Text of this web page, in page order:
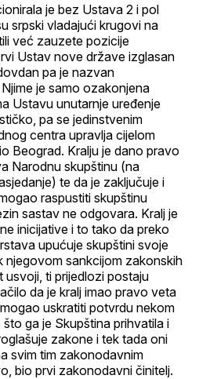
je bez Ustava 2 i pol
srpski vladajući krugovi na
već zauzete pozicije
Ustav nove države izglasan
pa je nazvan
je samo ozakonjena
Ustavu unutarnje uređenje
pa se jedinstvenim
centra upravlja cijelom
Beograd. Kralju je dano pravo
Narodnu skupštinu (na
te da je zaključuje i
raspustiti skupštinu
sastav ne odgovara. Kralj je
inicijative i to tako da preko
upućuje skupštini svoje
njegovom sankcijom zakonskih
usvoji, ti prijedlozi postaju
da je kralj imao pravo veta
uskratiti potvrdu nekom
ga je Skupština prihvatila i
zakone i tek tada oni
svim tim zakonodavnim
bio prvi zakonodavni činitelj.